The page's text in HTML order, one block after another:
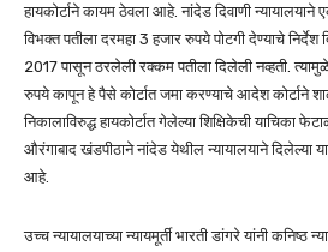
हायकोर्टाने कायम ठेवला आहे. नांदेड दिवाणी न्यायालयाने
विभक्त पतीला दरमहा 3 हजार रुपये पोटगी देण्याचे
2017 पासून ठरलेली रक्कम पतीला दिलेली नव्हती.
रुपये कापून हे पैसे कोर्टात जमा करण्याचे आदेश कोर्टाने
निकालाविरुद्ध हायकोर्टात गेलेल्या शिक्षिकेची याचिका
औरंगाबाद खंडपीठाने नांदेड येथील न्यायालयाने दिलेल्या
आहे.
उच्च न्यायालयाच्या न्यायमूर्ती भारती डांगरे यांनी कनिष्ठ